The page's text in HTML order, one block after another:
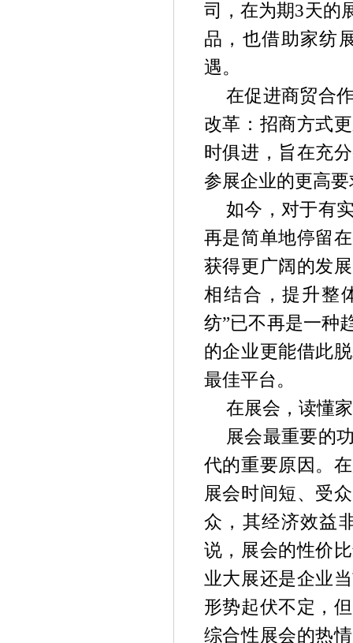
司，在为期3天的
品，也借助家纺
遇。
在促进商贸合
改革：招商方式
时俱进，旨在充
参展企业的更高
如今，对于有
再是简单地停留
获得更广阔的发
相结合，提升整
纺”已不再是一种
的企业更能借此
最佳平台。
在展会，读懂
展会最重要的
代的重要原因。
展会时间短、受
众，其经济效益
说，展会的性价
业大展还是企业
形势起伏不定，
综合性展会的热